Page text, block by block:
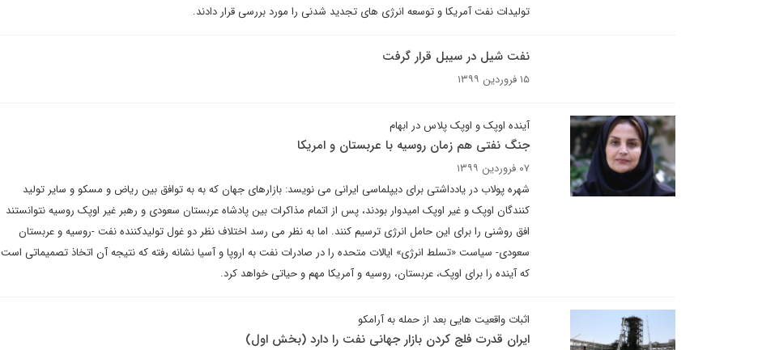
تولیدات نفت آمریکا و توسعه انرژی های تجدید شدنی را مورد بررسی قرار دادند.
نفت شیل در سیبل قرار گرفت
۱۵ فروردین ۱۳۹۹
آینده اوپک و اوپک پلاس در ابهام
جنگ نفتی هم زمان روسیه با عربستان و امریکا
۰۷ فروردین ۱۳۹۹
شهره پولاب در یادداشتی برای دیپلماسی ایرانی می نویسد: بازارهای جهان که به به توافق بین ریاض و مسکو و سایر تولید
کنندگان اوپک و غیر اوپک امیدوار بودند، پس از اتمام مذاکرات بین پادشاه عربستان سعودی و رهبر غیر اوپک روسیه نتوانستند
افق روشنی را برای این حامل انرژی ترسیم کنند. اما به نظر می رسد اختلاف نظر دو غول تولیدکننده نفت -روسیه و عربستان
سعودی- سیاست «تسلط انرژی» ایالات متحده را در صادرات نفت به اروپا و آسیا نشانه رفته که نتیجه آن اتخاذ تصمیماتی است
که آینده را برای اوپک، عربستان، روسیه و آمریکا مهم و حیاتی خواهد کرد.
اثبات واقعیت هایی بعد از حمله به آرامکو
ایران قدرت فلج کردن بازار جهانی نفت را دارد (بخش اول)